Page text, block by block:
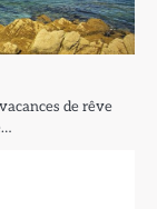
de rêve